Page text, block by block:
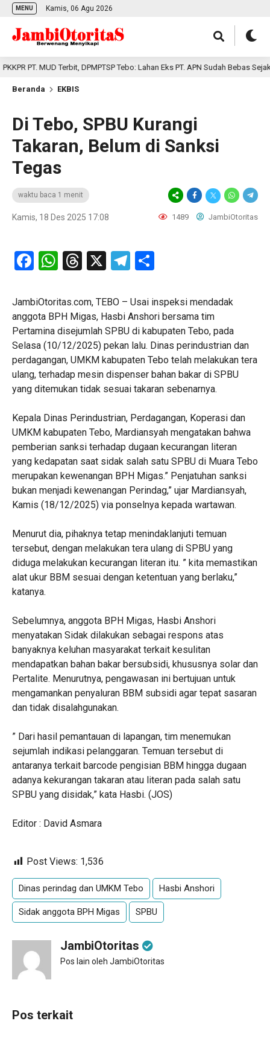
MENU Kamis, 06 Agu 2026
PT. MUD Terbit, DPMPTSP Tebo: Lahan Eks PT. APN Sudah Bebas Sejak
Beranda EKBIS
Di Tebo, SPBU Kurangi
Takaran, Belum di Sanksi
Tegas
waktu baca 1 menit
Kamis, 18 Des 2025 17:08 1489 JambiOtoritas
Facebook
WhatsApp
Threads
X Telegram
JambiOtoritas.com, TEBO – Usai inspeksi mendadak
anggota BPH Migas, Hasbi Anshori bersama tim
Pertamina disejumlah SPBU di kabupaten Tebo, pada
Selasa (10/12/2025) pekan lalu. Dinas perindustrian dan
perdagangan, UMKM kabupaten Tebo telah melakukan tera
ulang, terhadap mesin dispenser bahan bakar di SPBU
yang ditemukan tidak sesuai takaran sebenarnya.
Kepala Dinas Perindustrian, Perdagangan, Koperasi dan
UMKM kabupaten Tebo, Mardiansyah mengatakan bahwa
pemberian sanksi terhadap dugaan kecurangan literan
yang kedapatan saat sidak salah satu SPBU di Muara Tebo
merupakan kewenangan BPH Migas.” Penjatuhan sanksi
bukan menjadi kewenangan Perindag,” ujar Mardiansyah,
Kamis (18/12/2025) via ponselnya kepada wartawan.
Menurut dia, pihaknya tetap menindaklanjuti temuan
tersebut, dengan melakukan tera ulang di SPBU yang
diduga melakukan kecurangan literan itu. ” kita memastikan
alat ukur BBM sesuai dengan ketentuan yang berlaku,”
katanya.
Sebelumnya, anggota BPH Migas, Hasbi Anshori
menyatakan Sidak dilakukan sebagai respons atas
banyaknya keluhan masyarakat terkait kesulitan
mendapatkan bahan bakar bersubsidi, khususnya solar dan
Pertalite. Menurutnya, pengawasan ini bertujuan untuk
mengamankan penyaluran BBM subsidi agar tepat sasaran
dan tidak disalahgunakan.
” Dari hasil pemantauan di lapangan, tim menemukan
sejumlah indikasi pelanggaran. Temuan tersebut di
antaranya terkait barcode pengisian BBM hingga dugaan
adanya kekurangan takaran atau literan pada salah satu
SPBU yang disidak,” kata Hasbi. (JOS)
Editor : David Asmara
Post Views: 1,536
Dinas perindag dan UMKM Tebo Hasbi Anshori
Sidak anggota BPH Migas SPBU
JambiOtoritas
Pos lain oleh JambiOtoritas
Pos terkait